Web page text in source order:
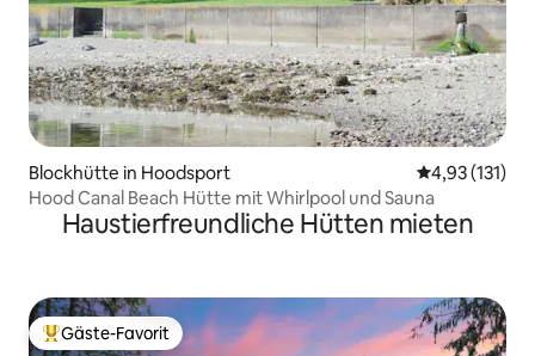
Blockhütte in Hoodsport
4,93 (131)
Hood Canal Beach Hütte mit Whirlpool und Sauna
Haustierfreundliche Hütten mieten
Beliebter Gäste-Favorit.
Gäste-Favorit